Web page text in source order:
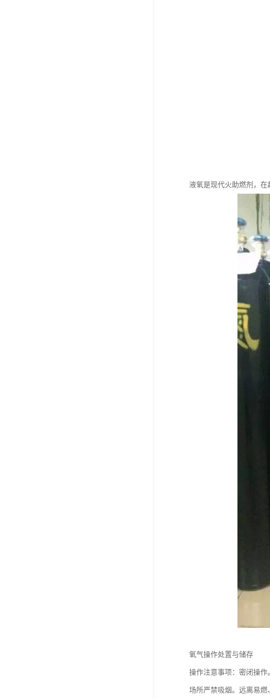
液氧是现代火助燃剂，在
氧气操作处置与储存
操作注意事项：密闭操
场所严禁吸烟。远离易